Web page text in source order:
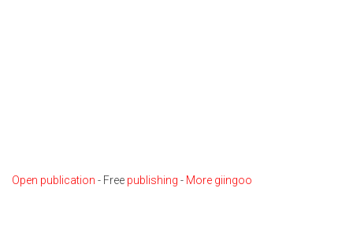
Open publication - Free publishing - More giingoo